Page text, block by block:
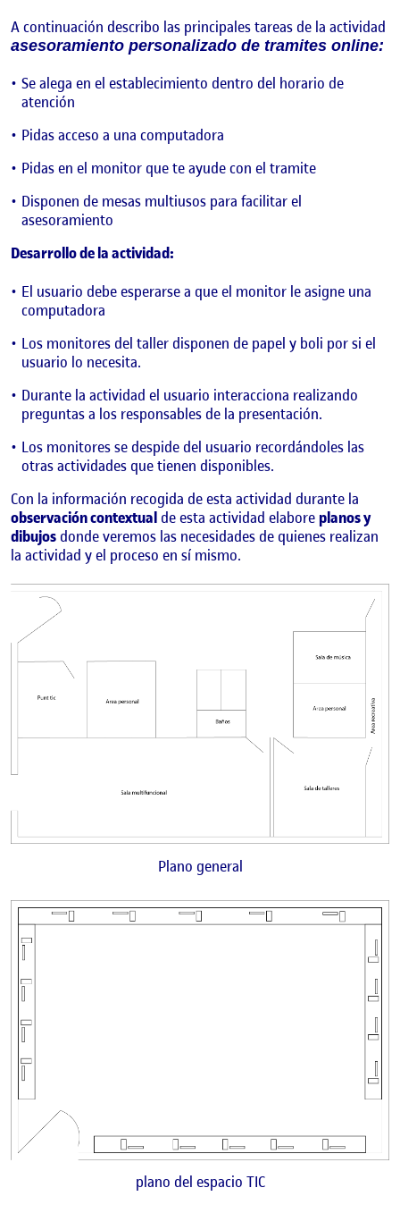
A continuación describo las principales tareas de la actividad
asesoramiento personalizado de tramites online:
Se alega en el establecimiento dentro del horario de
atención
Pidas acceso a una computadora
Pidas en el monitor que te ayude con el tramite
Disponen de mesas multiusos para facilitar el
asesoramiento
Desarrollo de la actividad:
El usuario debe esperarse a que el monitor le asigne una
computadora
Los monitores del taller disponen de papel y boli por si el
usuario lo necesita.
Durante la actividad el usuario interacciona realizando
preguntas a los responsables de la presentación.
Los monitores se despide del usuario recordándoles las
otras actividades que tienen disponibles.
Con la información recogida de esta actividad durante la
observación contextual de esta actividad elabore planos y
dibujos donde veremos las necesidades de quienes realizan
la actividad y el proceso en sí mismo.
Plano general
plano del espacio TIC